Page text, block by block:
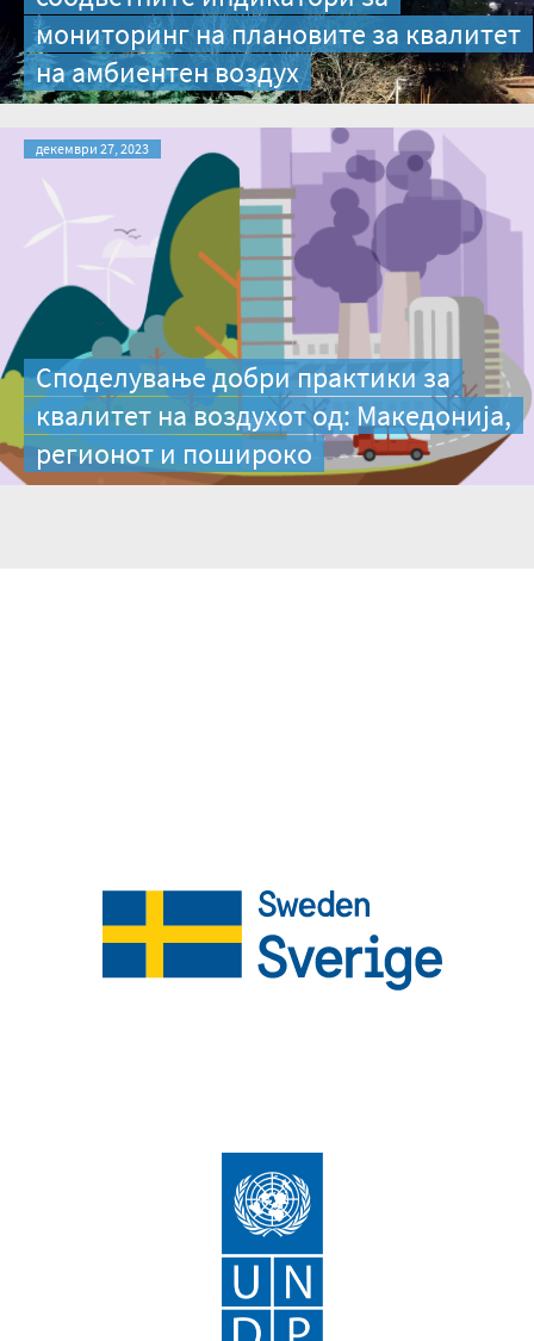
мониторинг на плановите за квалитет
на амбиентен воздух
декември 27, 2023
Споделување добри практики за
квалитет на воздухот од: Македонија,
регионот и пошироко